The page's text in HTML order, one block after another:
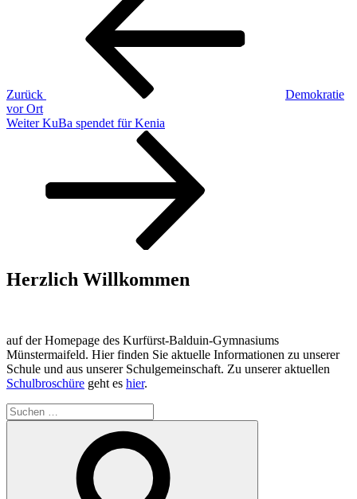
Zurück
Demokratie
vor Ort
Nächster
Weiter KuBa spendet für Kenia
Herzlich Willkommen
auf der Homepage des Kurfürst-Balduin-Gymnasiums
Münstermaifeld. Hier finden Sie aktuelle Informationen zu unserer
Schule und aus unserer Schulgemeinschaft. Zu unserer aktuellen
Schulbroschüre geht es hier.
Suchen
nach: